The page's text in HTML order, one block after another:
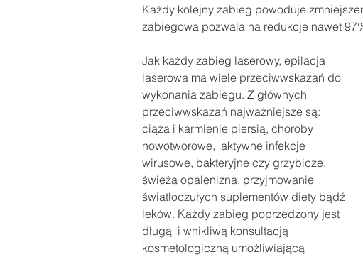
Każdy kolejny zabieg powoduje
zabiegowa pozwala na redukcje nawet
Jak każdy zabieg laserowy, epilacja
laserowa ma wiele przeciwwskazań do
wykonania zabiegu. Z głównych
przeciwwskazań najważniejsze są:
ciąża i karmienie piersią, choroby
nowotworowe,  aktywne infekcje
wirusowe, bakteryjne czy grzybicze,
świeża opalenizna, przyjmowanie
światłoczułych suplementów diety bądź
leków. Każdy zabieg poprzedzony jest
długą  i wnikliwą konsultacją
kosmetologiczną umożliwiającą